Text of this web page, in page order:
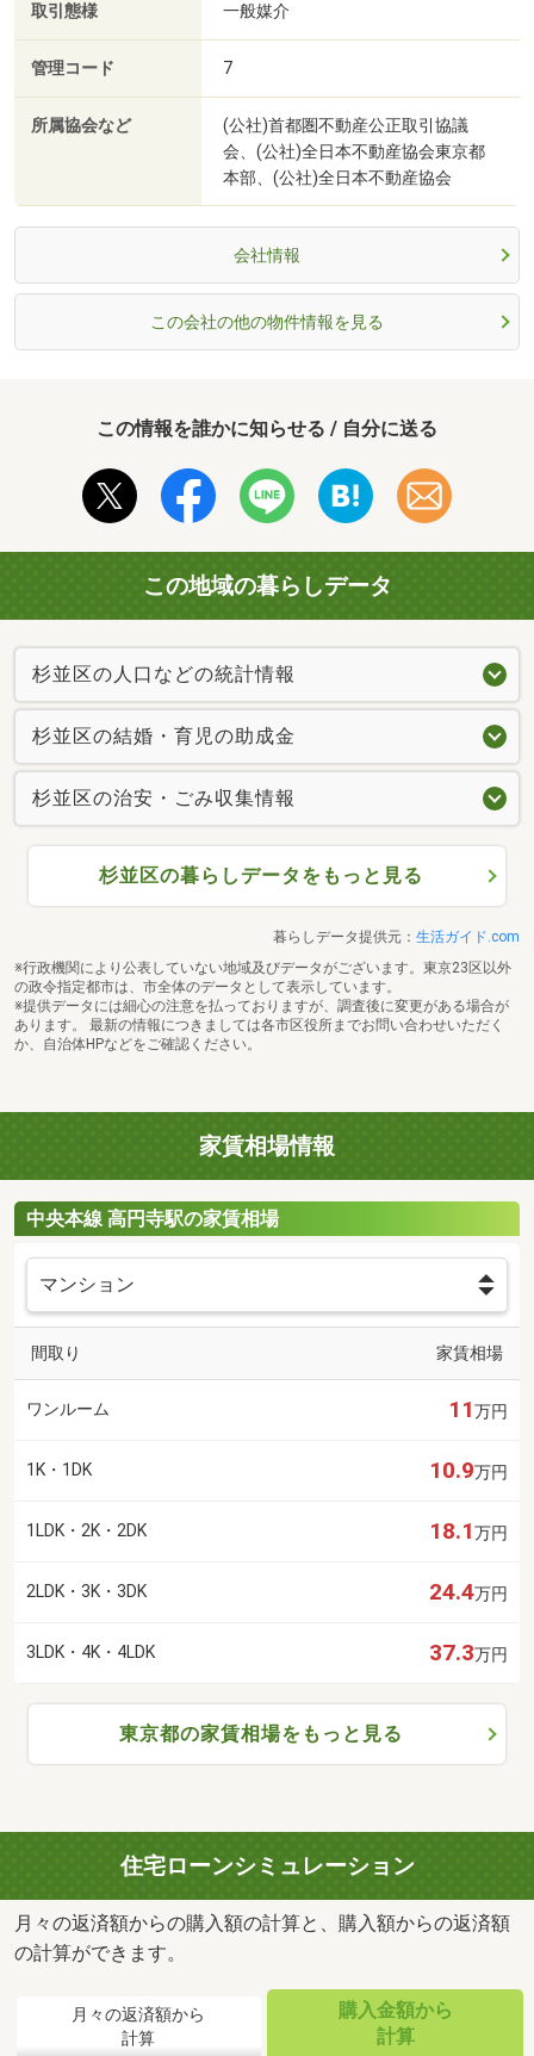
取引態様 一般媒介
管理コード 7
所属協会など
(公社)首都圏不動産公正取引協議
会、(公社)全日本不動産協会東京都
本部、(公社)全日本不動産協会
会社情報
この会社の他の物件情報を見る
この情報を誰かに知らせる / 自分に送る
この地域の暮らしデータ
杉並区の人口などの統計情報
杉並区の結婚・育児の助成金
杉並区の治安・ごみ収集情報
杉並区の暮らしデータをもっと見る
暮らしデータ提供元： 生活ガイド.com
※行政機関により公表していない地域及びデータがございます。東京23区以外
の政令指定都市は、市全体のデータとして表示しています。
※提供データには細心の注意を払っておりますが、調査後に変更がある場合が
あります。 最新の情報につきましては各市区役所までお問い合わせいただく
か、自治体HPなどをご確認ください。
家賃相場情報
中央本線 高円寺駅の家賃相場
間取り 家賃相場
ワンルーム 11万円
1K・1DK 10.9万円
1LDK・2K・2DK 18.1万円
2LDK・3K・3DK 24.4万円
3LDK・4K・4LDK 37.3万円
東京都の家賃相場をもっと見る
住宅ローンシミュレーション
月々の返済額からの購入額の計算と、購入額からの返済額
の計算ができます。
月々の返済額から
計算
購入金額から
計算